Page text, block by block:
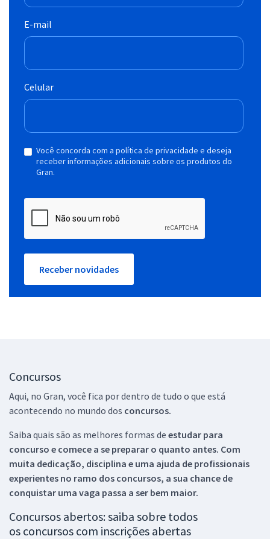
E-mail
Celular
Você concorda com a política de privacidade e deseja
receber informações adicionais sobre os produtos do
Gran.
Receber novidades
Concursos
Aqui, no Gran, você fica por dentro de tudo o que está
acontecendo no mundo dos concursos.
Saiba quais são as melhores formas de estudar para
concurso e comece a se preparar o quanto antes. Com
muita dedicação, disciplina e uma ajuda de profissionais
experientes no ramo dos concursos, a sua chance de
conquistar uma vaga passa a ser bem maior.
Concursos abertos: saiba sobre todos
os concursos com inscrições abertas